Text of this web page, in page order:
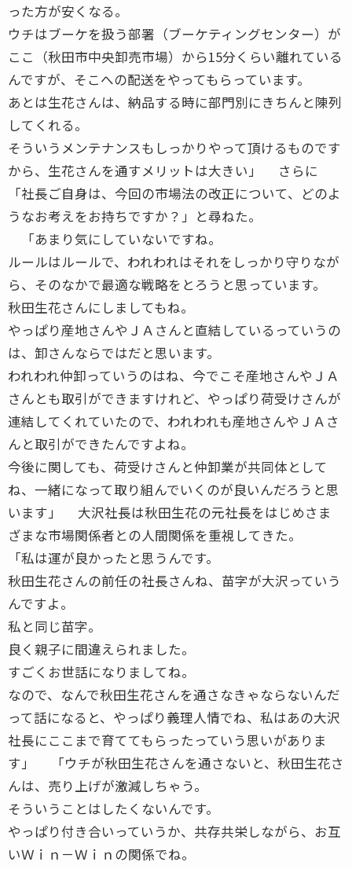
った方が安くなる。
ウチはブーケを扱う部署（ブーケティングセンター）が
ここ（秋田市中央卸売市場）から15分くらい離れている
んですが、そこへの配送をやってもらっています。
あとは生花さんは、納品する時に部門別にきちんと陳列
してくれる。
そういうメンテナンスもしっかりやって頂けるものです
から、生花さんを通すメリットは大きい」 さらに
「社長ご自身は、今回の市場法の改正について、どのよ
うなお考えをお持ちですか？」と尋ねた。
「あまり気にしていないですね。
ルールはルールで、われわれはそれをしっかり守りなが
ら、そのなかで最適な戦略をとろうと思っています。
秋田生花さんにしましてもね。
やっぱり産地さんやＪＡさんと直結しているっていうの
は、卸さんならではだと思います。
われわれ仲卸っていうのはね、今でこそ産地さんやＪＡ
さんとも取引ができますけれど、やっぱり荷受けさんが
連結してくれていたので、われわれも産地さんやＪＡさ
んと取引ができたんですよね。
今後に関しても、荷受けさんと仲卸業が共同体として
ね、一緒になって取り組んでいくのが良いんだろうと思
います」 大沢社長は秋田生花の元社長をはじめさま
ざまな市場関係者との人間関係を重視してきた。
「私は運が良かったと思うんです。
秋田生花さんの前任の社長さんね、苗字が大沢っていう
んですよ。
私と同じ苗字。
良く親子に間違えられました。
すごくお世話になりましてね。
なので、なんで秋田生花さんを通さなきゃならないんだ
って話になると、やっぱり義理人情でね、私はあの大沢
社長にここまで育ててもらったっていう思いがありま
す」 「ウチが秋田生花さんを通さないと、秋田生花さ
んは、売り上げが激減しちゃう。
そういうことはしたくないんです。
やっぱり付き合いっていうか、共存共栄しながら、お互
いＷｉｎ－Ｗｉｎの関係でね。